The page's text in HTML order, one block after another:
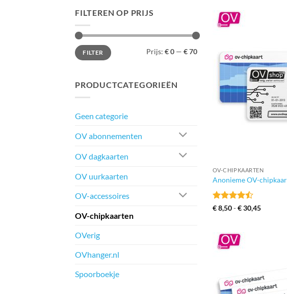
FILTEREN OP PRIJS
Min.
prijs
Max.
prijsFILTER Prijs: € 0 — € 70
PRODUCTCATEGORIEËN
Geen categorie
OV abonnementen
OV dagkaarten
OV uurkaarten
OV-accessoires
OV-chipkaarten
OVerig
OVhanger.nl
Spoorboekje
OV-CHIPKAARTEN
Anonieme OV-
Gewaardeerd
€8,50-€30,45